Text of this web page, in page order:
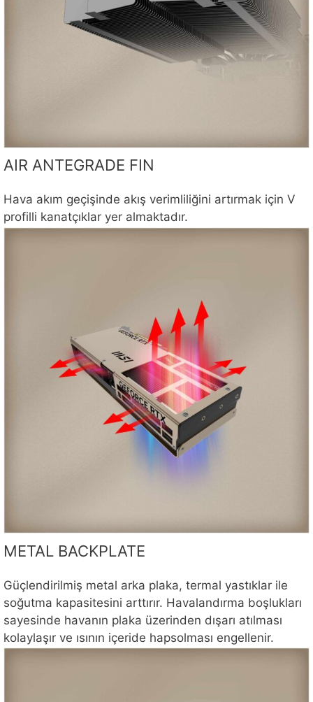
AIR ANTEGRADE FIN
Hava akım geçişinde akış verimliliğini artırmak için V
profilli kanatçıklar yer almaktadır.
METAL BACKPLATE
Güçlendirilmiş metal arka plaka, termal yastıklar ile
soğutma kapasitesini arttırır. Havalandırma boşlukları
sayesinde havanın plaka üzerinden dışarı atılması
kolaylaşır ve ısının içeride hapsolması engellenir.